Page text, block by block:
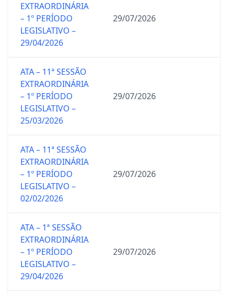
EXTRAORDINÁRIA
– 1º PERÍODO
LEGISLATIVO –
29/04/2026
29/07/2026
ATA – 11ª SESSÃO
EXTRAORDINÁRIA
– 1º PERÍODO
LEGISLATIVO –
25/03/2026
29/07/2026
ATA – 11ª SESSÃO
EXTRAORDINÁRIA
– 1º PERÍODO
LEGISLATIVO –
02/02/2026
29/07/2026
ATA – 1ª SESSÃO
EXTRAORDINÁRIA
– 1º PERÍODO
LEGISLATIVO –
29/04/2026
29/07/2026